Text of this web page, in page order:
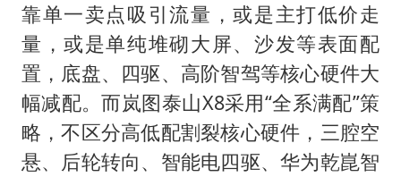
靠单一卖点吸引流量，或是主打低价走
量，或是单纯堆砌大屏、沙发等表面配
置，底盘、四驱、高阶智驾等核心硬件大
幅减配。而岚图泰山X8采用“全系满配”策
略，不区分高低配割裂核心硬件，三腔空
悬、后轮转向、智能电四驱、华为乾崑智